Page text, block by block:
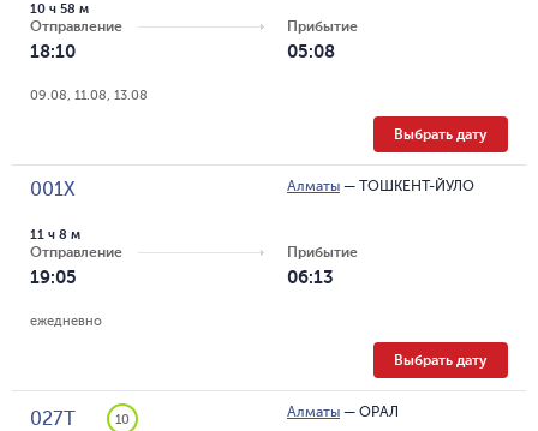
Отправление
18:10
10 ч 58 м
Прибытие
05:08
09.08, 11.08, 13.08
Выбрать дату
001Х Алматы — ТОШКЕНТ-ЙУЛО
Отправление
19:05
11 ч 8 м
Прибытие
06:13
ежедневно
Выбрать дату
027Т 10 Алматы — ОРАЛ